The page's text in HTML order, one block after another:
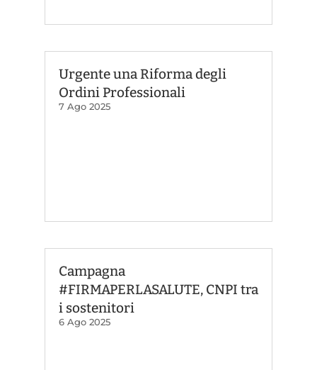
Urgente una Riforma degli
Ordini Professionali
7 Ago 2025
Campagna
#FIRMAPERLASALUTE, CNPI tra
i sostenitori
6 Ago 2025